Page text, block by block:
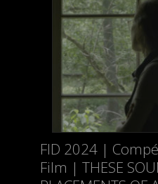
FID 2024 |
Film | THESE